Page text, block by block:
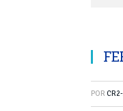
POR